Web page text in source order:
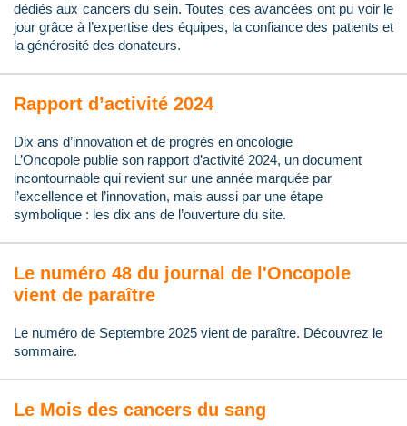
dédiés aux cancers du sein. Toutes ces avancées ont pu voir le
jour grâce à l’expertise des équipes, la confiance des patients et
la générosité des donateurs.
Rapport d’activité 2024
Dix ans d’innovation et de progrès en oncologie
L’Oncopole publie son rapport d’activité 2024, un document
incontournable qui revient sur une année marquée par
l’excellence et l’innovation, mais aussi par une étape
symbolique : les dix ans de l’ouverture du site.
Le numéro 48 du journal de l'Oncopole
vient de paraître
Le numéro de Septembre 2025 vient de paraître. Découvrez le
sommaire.
Le Mois des cancers du sang